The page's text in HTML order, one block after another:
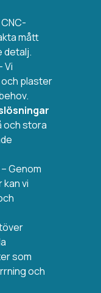
mått
detalj.
Vi
plaster
och stora
– Genom
vi
som
och